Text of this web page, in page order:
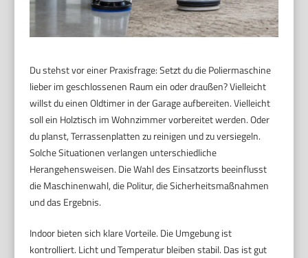
Du stehst vor einer Praxisfrage: Setzt du die Poliermaschine
lieber im geschlossenen Raum ein oder draußen? Vielleicht
willst du einen Oldtimer in der Garage aufbereiten. Vielleicht
soll ein Holztisch im Wohnzimmer vorbereitet werden. Oder
du planst, Terrassenplatten zu reinigen und zu versiegeln.
Solche Situationen verlangen unterschiedliche
Herangehensweisen. Die Wahl des Einsatzorts beeinflusst
die Maschinenwahl, die Politur, die Sicherheitsmaßnahmen
und das Ergebnis.
Indoor bieten sich klare Vorteile. Die Umgebung ist
kontrolliert. Licht und Temperatur bleiben stabil. Das ist gut